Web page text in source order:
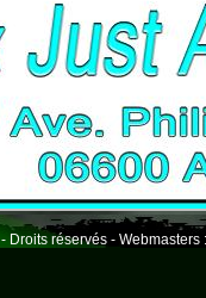
- Droits réservés - Webmasters